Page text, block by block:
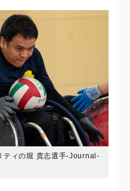
ティの堀 貴志選手-Journal-